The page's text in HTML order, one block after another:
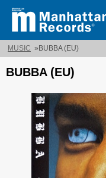
MUSIC » BUBBA (EU)
BUBBA (EU)